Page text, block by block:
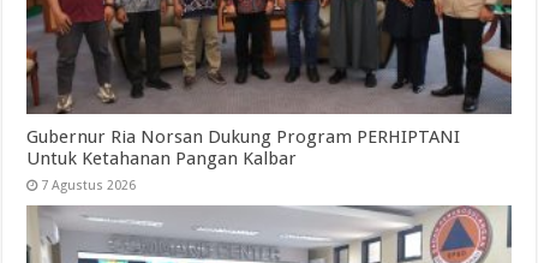
Gubernur Ria Norsan Dukung Program PERHIPTANI
Untuk Ketahanan Pangan Kalbar
7 Agustus 2026